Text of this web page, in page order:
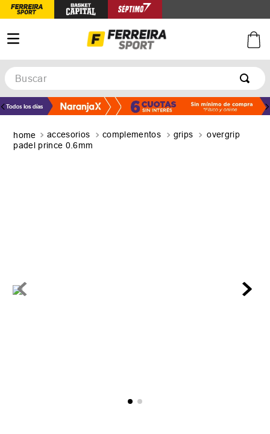
Buscar
TÉRMINOS MÁS BUSCADOS
2.
zapatillas
accesorios complementos grips
overgrip
padel prince 0.6mm